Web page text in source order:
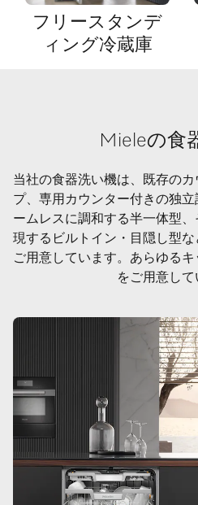
フリースタンデ
ィング冷蔵庫
Mieleの食
当社の食器洗い機は、既存の
プ、専用カウンター付きの独
ームレスに調和する半一体型
現するビルトイン・目隠し型
ご用意しています。あらゆる
をご用意して